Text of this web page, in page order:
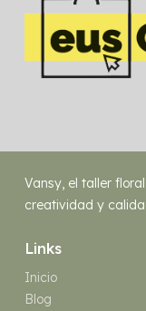
Vansy, el taller
creatividad y
Links
Inicio
Blog